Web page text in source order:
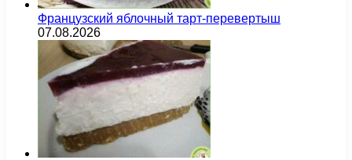
Французский яблочный тарт-перевертыш
07.08.2026